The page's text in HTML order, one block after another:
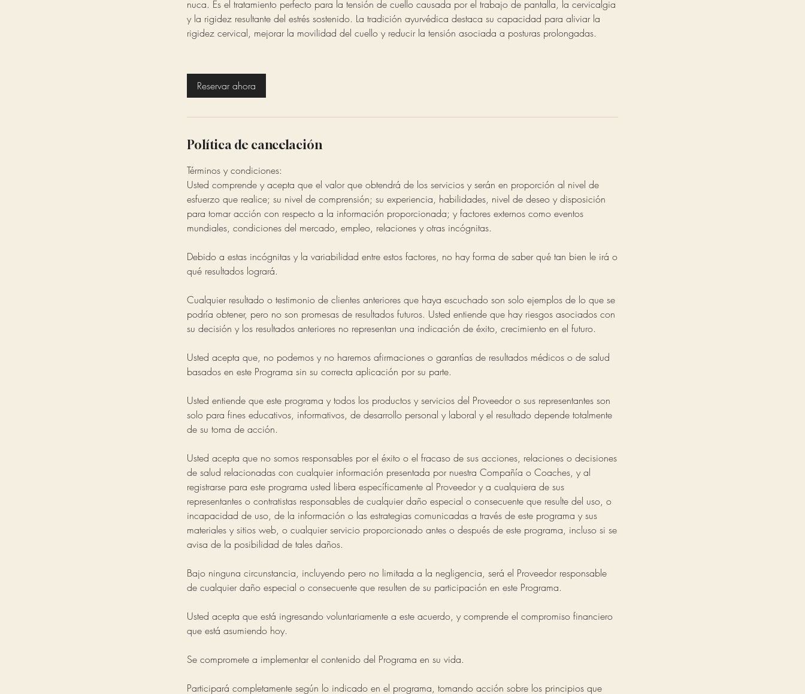
nuca. Es el tratamiento perfecto para la tensión de cuello causada por el trabajo de pantalla, la cervicalgia
y la rigidez resultante del estrés sostenido. La tradición ayurvédica destaca su capacidad para aliviar la
rigidez cervical, mejorar la movilidad del cuello y reducir la tensión asociada a posturas prolongadas.
Reservar ahora
Política de cancelación
Términos y condiciones:
Usted comprende y acepta que el valor que obtendrá de los servicios y serán en proporción al nivel de
esfuerzo que realice; su nivel de comprensión; su experiencia, habilidades, nivel de deseo y disposición
para tomar acción con respecto a la información proporcionada; y factores externos como eventos
mundiales, condiciones del mercado, empleo, relaciones y otras incógnitas.
Debido a estas incógnitas y la variabilidad entre estos factores, no hay forma de saber qué tan bien le irá o
qué resultados logrará.
Cualquier resultado o testimonio de clientes anteriores que haya escuchado son solo ejemplos de lo que se
podría obtener, pero no son promesas de resultados futuros. Usted entiende que hay riesgos asociados con
su decisión y los resultados anteriores no representan una indicación de éxito, crecimiento en el futuro.
Usted acepta que, no podemos y no haremos afirmaciones o garantías de resultados médicos o de salud
basados en este Programa sin su correcta aplicación por su parte.
Usted entiende que este programa y todos los productos y servicios del Proveedor o sus representantes son
solo para fines educativos, informativos, de desarrollo personal y laboral y el resultado depende totalmente
de su toma de acción.
Usted acepta que no somos responsables por el éxito o el fracaso de sus acciones, relaciones o decisiones
de salud relacionadas con cualquier información presentada por nuestra Compañía o Coaches, y al
registrarse para este programa usted libera específicamente al Proveedor y a cualquiera de sus
representantes o contratistas responsables de cualquier daño especial o consecuente que resulte del uso, o
incapacidad de uso, de la información o las estrategias comunicadas a través de este programa y sus
materiales y sitios web, o cualquier servicio proporcionado antes o después de este programa, incluso si se
avisa de la posibilidad de tales daños.
Bajo ninguna circunstancia, incluyendo pero no limitada a la negligencia, será el Proveedor responsable
de cualquier daño especial o consecuente que resulten de su participación en este Programa.
Usted acepta que está ingresando voluntariamente a este acuerdo, y comprende el compromiso financiero
que está asumiendo hoy.
Se compromete a implementar el contenido del Programa en su vida.
Participará completamente según lo indicado en el programa, tomando acción sobre los principios que